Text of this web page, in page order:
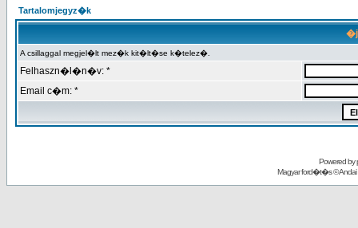
Tartalomjegyz�k
�j
A csillaggal megjel�lt mez�k kit�lt�se k�telez�.
Felhaszn�l�n�v: *
Email c�m: *
Powered by
Magyar ford�t�s ©Andai